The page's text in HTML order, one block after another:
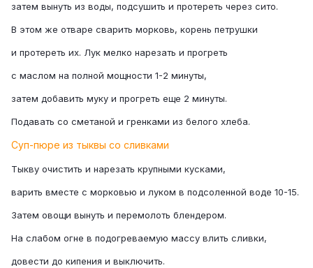
затем вынуть из воды, подсушить и протереть через сито.
В этом же отваре сварить морковь, корень петрушки
и протереть их. Лук мелко нарезать и прогреть
с маслом на полной мощности 1-2 минуты,
затем добавить муку и прогреть еще 2 минуты.
Подавать со сметаной и гренками из белого хлеба.
Суп-пюре из тыквы со сливками
Тыкву очистить и нарезать крупными кусками,
варить вместе с морковью и луком в подсоленной воде 10-15.
Затем овощи вынуть и перемолоть блендером.
На слабом огне в подогреваемую массу влить сливки,
довести до кипения и выключить.